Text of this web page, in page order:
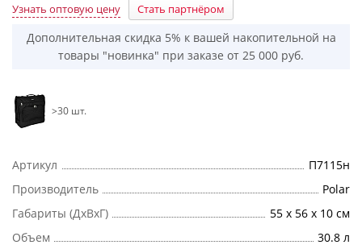
Узнать оптовую цену Стать партнёром
Дополнительная скидка 5% к вашей накопительной на
товары "новинка" при заказе от 25 000 руб.
>30 шт.
Артикул
П7115н
Производитель
Polar
Габариты (ДхВхГ)
55 х 56 х 10 см
Объем
30.8 л